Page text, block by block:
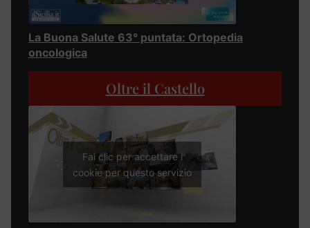
La Buona Salute 63° puntata: Ortopedia
oncologica
Oltre il Castello
Fai clic per accettare i
cookie per questo servizio